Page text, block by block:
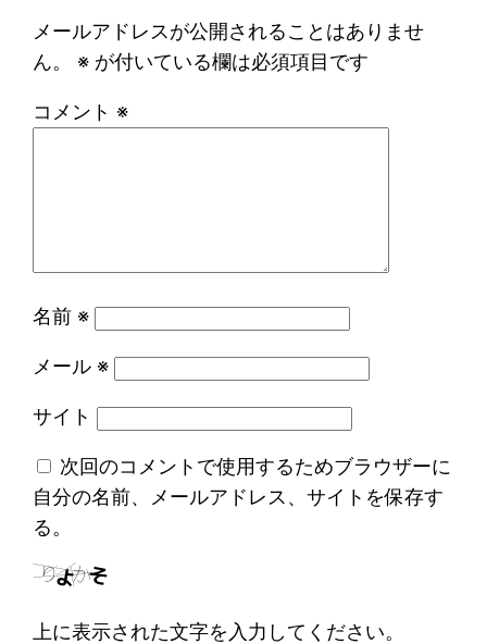
メールアドレスが公開されることはありませ
ん。
※ が付いている欄は必須項目です
コメント ※
名前 ※
メール ※
サイト
次回のコメントで使用するためブラウザーに
自分の名前、メールアドレス、サイトを保存す
る。
上に表示された文字を入力してください。